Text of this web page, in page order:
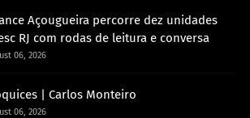
Açougueira percorre dez unidades
RJ com rodas de leitura e conversa
06, 2026
| Carlos Monteiro
06, 2026